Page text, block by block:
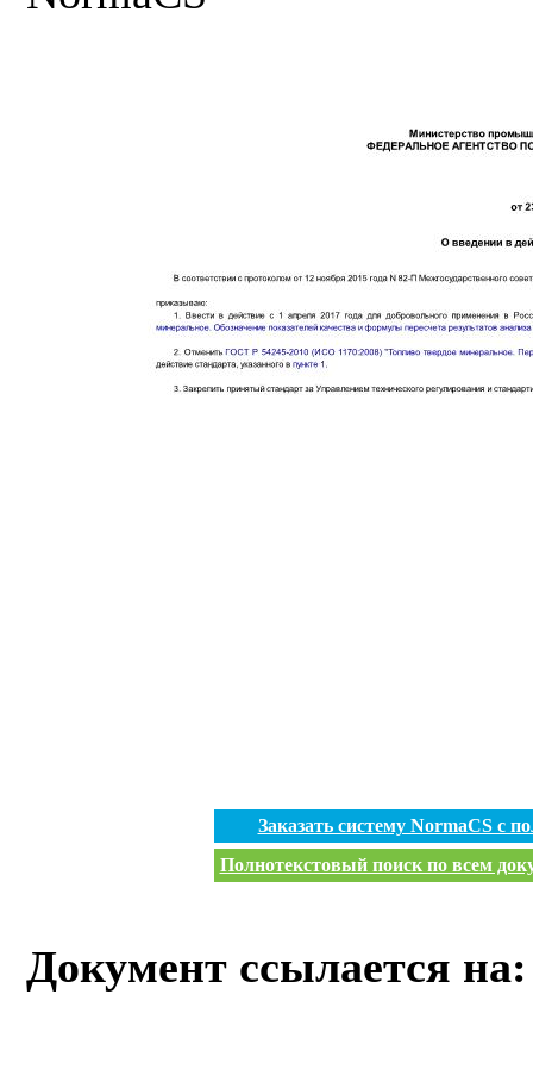
Заказать систему NormaCS с
Полнотекстовый поиск по всем
Документ ссылается на: